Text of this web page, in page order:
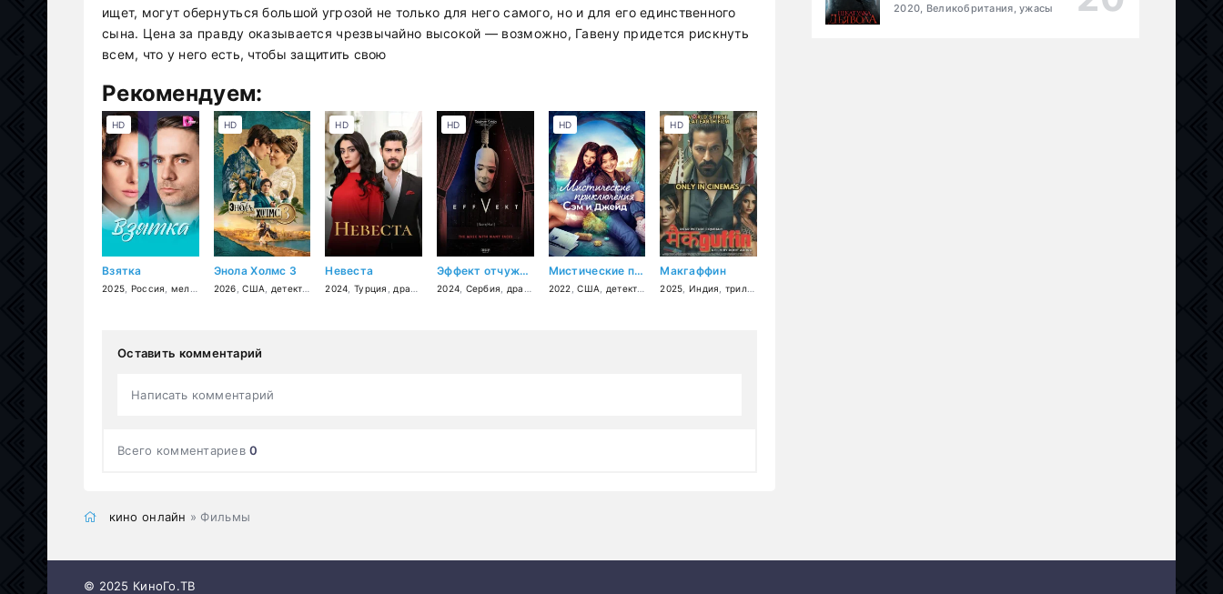
ищет, могут обернуться большой угрозой не только для него самого, но и для его единственного
сына. Цена за правду оказывается чрезвычайно высокой — возможно, Гавену придется рискнуть
всем, что у него есть, чтобы защитить свою
Рекомендуем:
Взятка
2025 Россия мелодрама
HD
Энола Холмс 3
2026 ,США детектив криминал
HD
Невеста
2024 Турция драма
HD
Эффект отчуждения
2024 Сербия драма
HD
Мистические приключения Сэм и Джейд
2022 ,США детектив приключения семейный
HD
Макгаффин
2025 Индия триллер
HD
Оставить комментарий
Написать комментарий
Всего комментариев0
кино онлайн » Фильмы
2020, Великобритания, ужасы
© 2025 КиноГо.ТВ